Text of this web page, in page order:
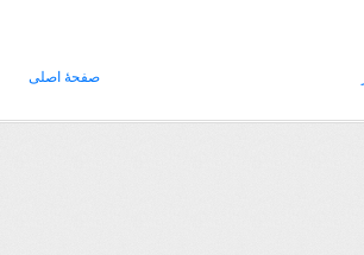
صفحهٔ اصلی